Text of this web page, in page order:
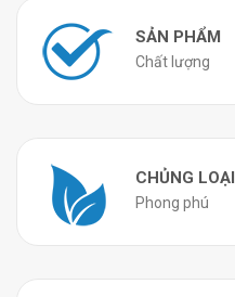
SẢN PHẨM
Chất lượng
CHỦNG LOẠI
Phong phú